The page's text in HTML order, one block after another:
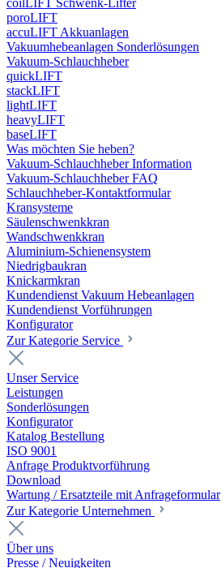
coilLIFT Schwenk-Lifter
poroLIFT
accuLIFT Akkuanlagen
Vakuumhebeanlagen Sonderlösungen
Vakuum-Schlauchheber
quickLIFT
stackLIFT
lightLIFT
heavyLIFT
baseLIFT
Was möchten Sie heben?
Vakuum-Schlauchheber Information
Vakuum-Schlauchheber FAQ
Schlauchheber-Kontaktformular
Kransysteme
Säulenschwenkkran
Wandschwenkkran
Aluminium-Schienensystem
Niedrigbaukran
Knickarmkran
Kundendienst Vakuum Hebeanlagen
Kundendienst Vorführungen
Konfigurator
Zur Kategorie Service
Unser Service
Leistungen
Sonderlösungen
Konfigurator
Katalog Bestellung
ISO 9001
Anfrage Produktvorführung
Download
Wartung / Ersatzteile mit Anfrageformular
Zur Kategorie Unternehmen
Über uns
Presse / Neuigkeiten